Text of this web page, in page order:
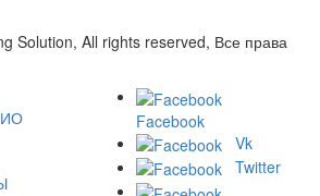
Solution, All rights reserved, Все права
Facebook
Vk
Twitter